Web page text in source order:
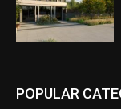
POPULAR